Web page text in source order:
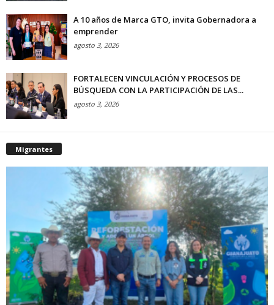
A 10 años de Marca GTO, invita Gobernadora a
emprender
agosto 3, 2026
FORTALECEN VINCULACIÓN Y PROCESOS DE
BÚSQUEDA CON LA PARTICIPACIÓN DE LAS...
agosto 3, 2026
Migrantes